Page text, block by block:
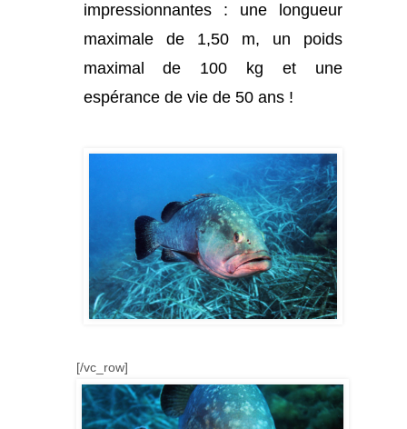
impressionnantes : une longueur
maximale de 1,50 m, un poids
maximal de 100 kg et une
espérance de vie de 50 ans !
[/vc_row]